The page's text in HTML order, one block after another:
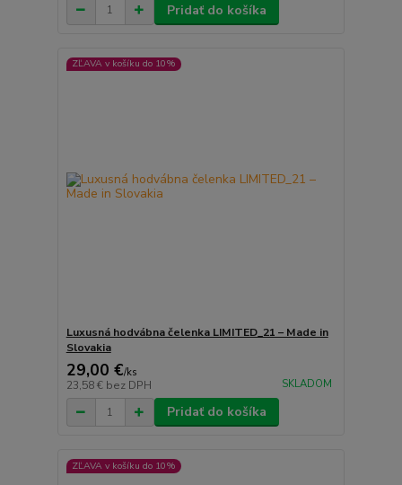
Pridať do košíka
ZĽAVA v košíku do 10%
Luxusná hodvábna čelenka LIMITED_21 – Made in
Slovakia
29,00 €/ks
23,58 € bez DPH SKLADOM
Pridať do košíka
ZĽAVA v košíku do 10%